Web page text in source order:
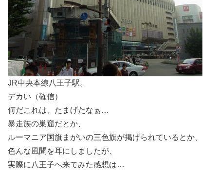
JR中央本線八王子駅。
デカい（確信）
何だこれは、たまげたなぁ…
暴走族の巣窟だとか、
ルーマニア国旗まがいの三色旗が掲げられているとか、
色んな風聞を耳にしましたが、
実際に八王子へ来てみた感想は…